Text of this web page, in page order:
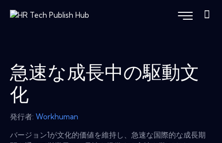
急速な成長中の駆動文
化
発行者: Workhuman
バージョン1が文化的価値を維持し、急速な国際的な成長期